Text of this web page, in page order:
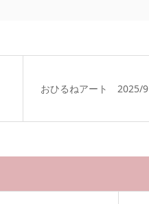
おひるねアート 2025/9